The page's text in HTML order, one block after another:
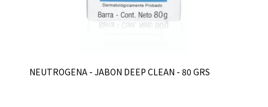
NEUTROGENA - JABON DEEP CLEAN - 80 GRS